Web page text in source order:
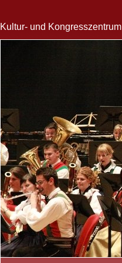
Kultur- und Kongresszentrum